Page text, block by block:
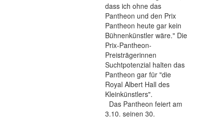
dass ich ohne das
Pantheon und den Prix
Pantheon heute gar kein
Bühnenkünstler wäre." Die
Prix-Pantheon-
Preisträgerinnen
Suchtpotenzial halten das
Pantheon gar für "die
Royal Albert Hall des
Kleinkünstlers".
Das Pantheon feiert am
3.10. seinen 30.